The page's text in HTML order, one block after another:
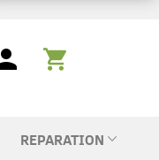
REPARATION